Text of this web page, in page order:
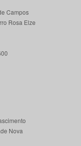
Campos
Rosa Elze
Nova